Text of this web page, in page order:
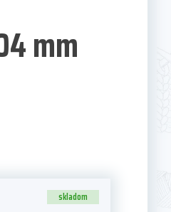
mm
skladom